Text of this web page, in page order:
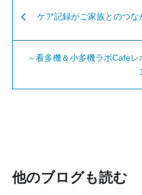
ケア記録がご家族とのつな
～看多機＆小多機ラボCafe
他のブログも読む